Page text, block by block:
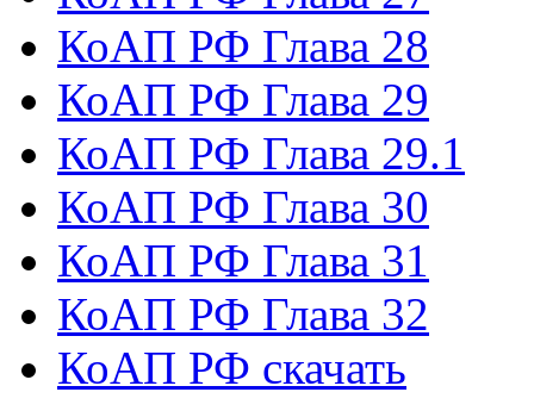
КоАП РФ Глава 28
КоАП РФ Глава 29
КоАП РФ Глава 29.1
КоАП РФ Глава 30
КоАП РФ Глава 31
КоАП РФ Глава 32
КоАП РФ скачать